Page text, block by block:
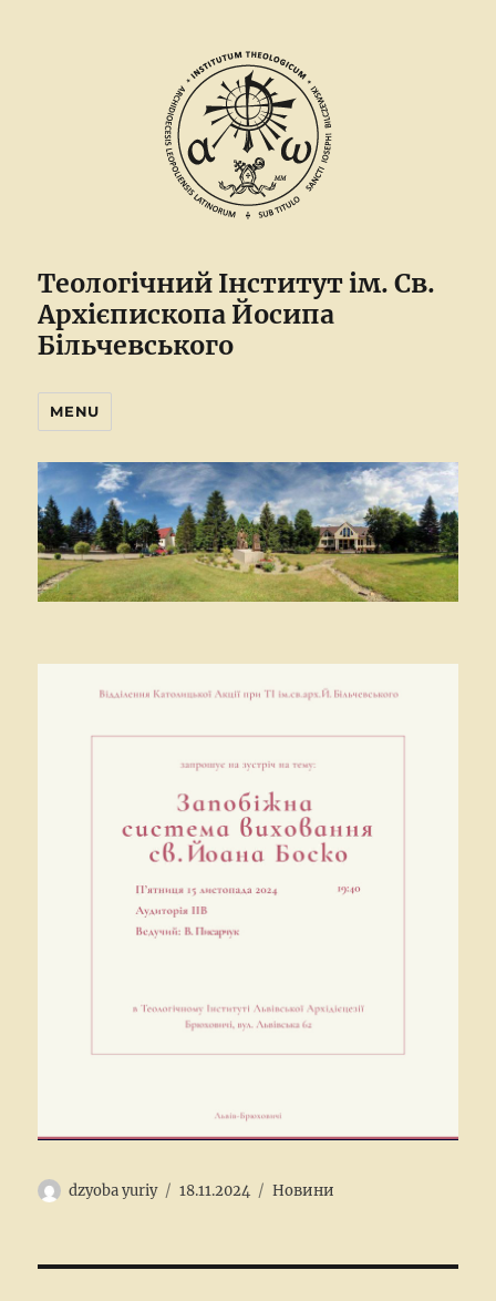
Теологічний Інститут ім. Св.
Архієпископа Йосипа
Більчевського
MENU
Author
dzyoba yuriy
Posted
18.11.2024 Categories
Новини